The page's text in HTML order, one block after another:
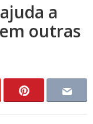
a
outras